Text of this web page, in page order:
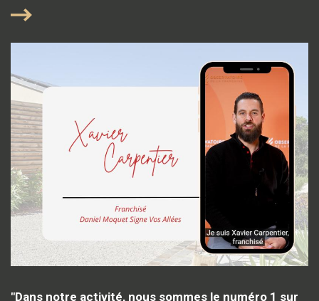
"Dans notre activité, nous sommes le numéro 1 sur